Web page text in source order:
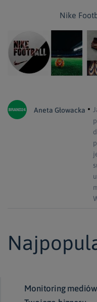
Nike
Aneta Głowacka
Monitoring